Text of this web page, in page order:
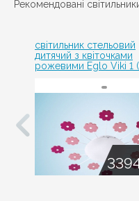
Рекомендовані
світильник стельовий
дитячий з квіточками
рожевими Eglo Viki 1